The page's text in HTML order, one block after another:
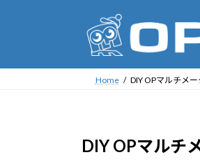
Home DIY OPマルチメ
DIY OPマルチ